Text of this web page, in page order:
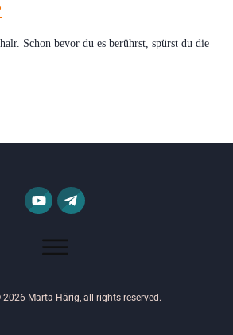
Schon bevor du es berührst, spürst du die
2026 Marta Härig, all rights reserved.